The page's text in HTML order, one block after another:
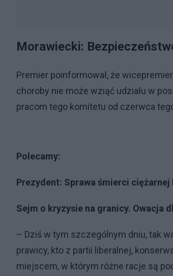
Morawiecki:
Premier poinformował, że
choroby nie może wziąć udziału w
pracom tego komitetu od czerwca
Polecamy:
Prezydent: Sprawa śmierci
Sejm o kryzysie na granicy. Owacja
– Dziś w tym szczególnym dniu, tak
prawicy, kto z partii liberalnej,
miejscem, w którym różne racje są